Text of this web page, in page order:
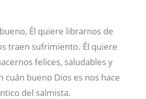
Él quiere librarnos de
traen sufrimiento. Él quiere
felices, saludables y
cuán bueno Dios es nos hace
del salmista.